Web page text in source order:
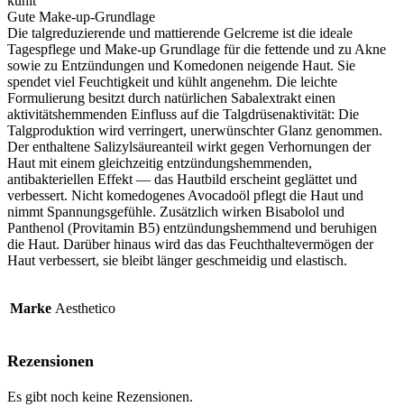
Gute Make-up-Grundlage
Die talgreduzierende und mattierende Gelcreme ist die ideale
Tagespflege und Make-up Grundlage für die fettende und zu Akne
sowie zu Entzündungen und Komedonen neigende Haut. Sie
spendet viel Feuchtigkeit und kühlt angenehm. Die leichte
Formulierung besitzt durch natürlichen Sabalextrakt einen
aktivitätshemmenden Einfluss auf die Talgdrüsenaktivität: Die
Talgproduktion wird verringert, unerwünschter Glanz genommen.
Der enthaltene Salizylsäureanteil wirkt gegen Verhornungen der
Haut mit einem gleichzeitig entzündungshemmenden,
antibakteriellen Effekt — das Hautbild erscheint geglättet und
verbessert. Nicht komedogenes Avocadoöl pflegt die Haut und
nimmt Spannungsgefühle. Zusätzlich wirken Bisabolol und
Panthenol (Provitamin B5) entzündungshemmend und beruhigen
die Haut. Darüber hinaus wird das das Feuchthaltevermögen der
Haut verbessert, sie bleibt länger geschmeidig und elastisch.
Marke Aesthetico
Rezensionen
Es gibt noch keine Rezensionen.